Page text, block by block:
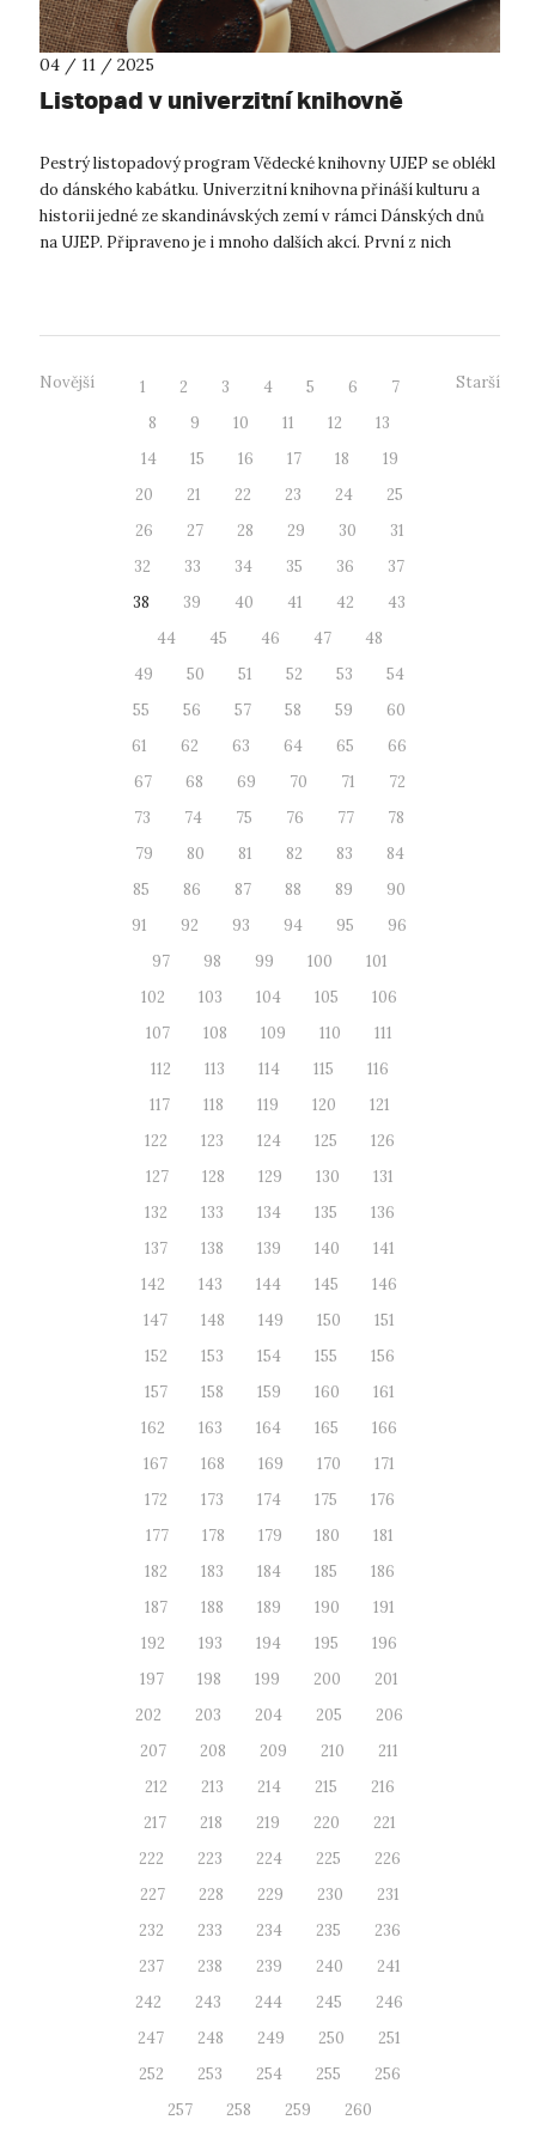
04 / 11 / 2025
Listopad v univerzitní knihovně
Pestrý listopadový program Vědecké knihovny UJEP se oblékl
do dánského kabátku. Univerzitní knihovna přináší kulturu a
historii jedné ze skandinávských zemí v rámci Dánských dnů
na UJEP. Připraveno je i mnoho dalších akcí. První z nich
Novější 1 2 3 4 5 6
7
8
9 10 11 12
13
14
15 16 17 18
19
20
21 22 23 24
25
26
27 28 29 30
31
32
33 34 35 36
37
38
39 40 41 42
43
44
45 46 47
48
49
50 51 52 53
54
55
56 57 58 59
60
61
62 63 64 65
66
67
68 69 70 71
72
73
74 75 76 77
78
79
80 81 82 83
84
85
86 87 88 89
90
91
92 93 94 95
96
97
98 99 100
101
102
103 104 105
106
107
108 109 110
111
112
113 114 115
116
117
118 119 120
121
122
123 124 125
126
127
128 129 130
131
132
133 134 135
136
137
138 139 140
141
142
143 144 145
146
147
148 149 150
151
152
153 154 155
156
157
158 159 160
161
162
163 164 165
166
167
168 169 170
171
172
173 174 175
176
177
178 179 180
181
182
183 184 185
186
187
188 189 190
191
192
193 194 195
196
197
198 199 200
201
202
203 204 205
206
207
208 209 210
211
212
213 214 215
216
217
218 219 220
221
222
223 224 225
226
227
228 229 230
231
232
233 234 235
236
237
238 239 240
241
242
243 244 245
246
247
248 249 250
251
252
253 254 255
256
257
258 259 260
Starší